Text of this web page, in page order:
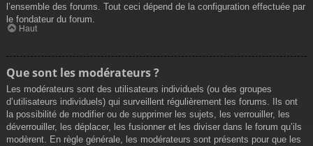
l’ensemble des forums. Tout ceci dépend de la configuration effectuée par
le fondateur du forum.
Haut
Que sont les modérateurs ?
Les modérateurs sont des utilisateurs individuels (ou des groupes
d’utilisateurs individuels) qui surveillent régulièrement les forums. Ils ont
la possibilité de modifier ou de supprimer les sujets, les verrouiller, les
déverrouiller, les déplacer, les fusionner et les diviser dans le forum qu’ils
modèrent. En règle générale, les modérateurs sont présents pour que les